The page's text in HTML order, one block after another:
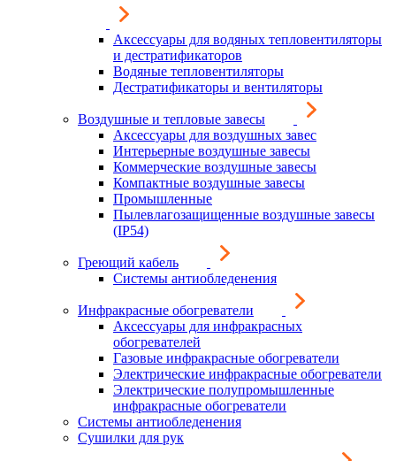
Аксессуары для водяных тепловентиляторы
и дестратификаторов
Водяные тепловентиляторы
Дестратификаторы и вентиляторы
Воздушные и тепловые завесы
Аксессуары для воздушных завес
Интерьерные воздушные завесы
Коммерческие воздушные завесы
Компактные воздушные завесы
Промышленные
Пылевлагозащищенные воздушные завесы
(IP54)
Греющий кабель
Системы антиобледенения
Инфракрасные обогреватели
Аксессуары для инфракрасных
обогревателей
Газовые инфракрасные обогреватели
Электрические инфракрасные обогреватели
Электрические полупромышленные
инфракрасные обогреватели
Системы антиобледенения
Сушилки для рук